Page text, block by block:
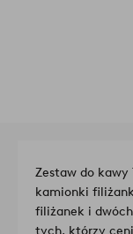
Zestaw do kawy
kamionki
filiżanek i
tych, którzy